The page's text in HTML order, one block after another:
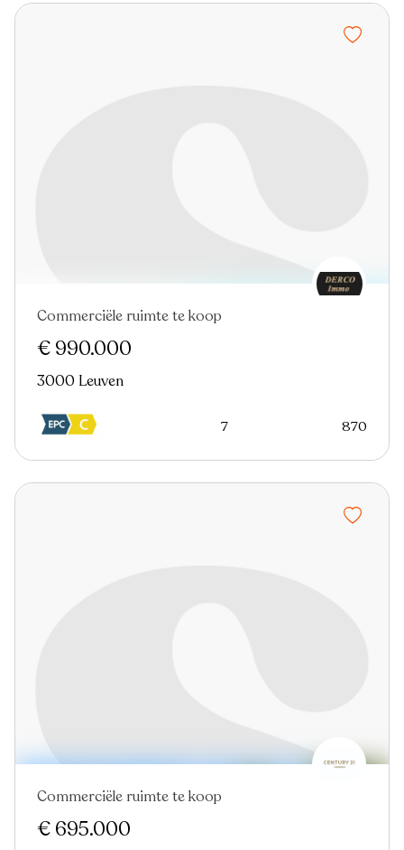
Nieuw
Commerciële ruimte te koop
€ 990.000
3000 Leuven
7 870
Commerciële ruimte te koop
€ 695.000